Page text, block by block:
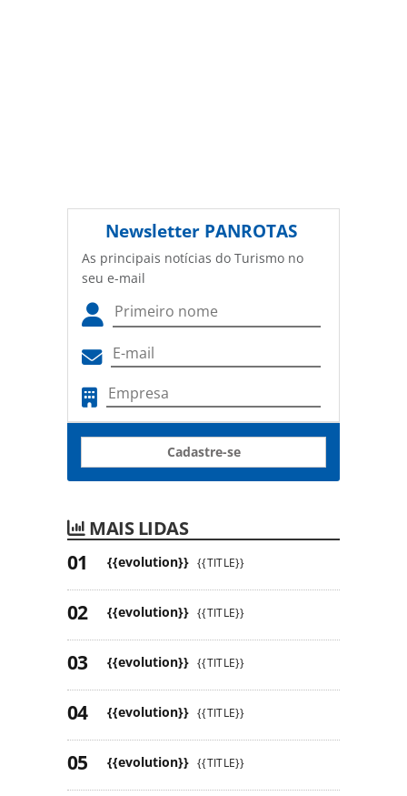
Newsletter PANROTAS
As principais notícias do Turismo no
seu e-mail
Cadastre-se
MAIS LIDAS
{{evolution}} {{TITLE}}
{{evolution}} {{TITLE}}
{{evolution}} {{TITLE}}
{{evolution}} {{TITLE}}
{{evolution}} {{TITLE}}